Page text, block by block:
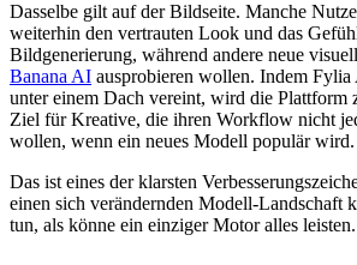
Dasselbe gilt auf der Bildseite. Manche
weiterhin den vertrauten Look und das
Bildgenerierung, während andere neue
Banana AI ausprobieren wollen. Indem Fylia
unter einem Dach vereint, wird die Plattform
Ziel für Kreative, die ihren Workflow nicht
wollen, wenn ein neues Modell populär wird.
Das ist eines der klarsten
einen sich verändernden Modell-Landschaft
tun, als könne ein einziger Motor alles leisten.